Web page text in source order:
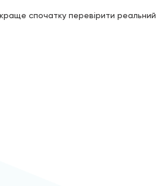
спочатку перевірити реальний